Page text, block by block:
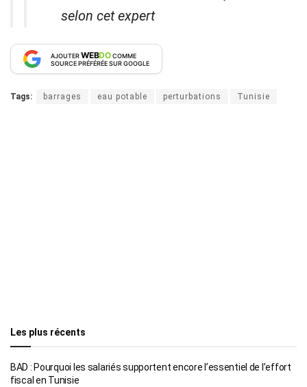
selon cet expert
AJOUTERWEBDOCOMME
SOURCE PRÉFÉRÉE SUR GOOGLE
Tags: barrages eau potable perturbations Tunisie
Les plus récents
BAD : Pourquoi les salariés supportent encore l’essentiel de l’effort
fiscal en Tunisie